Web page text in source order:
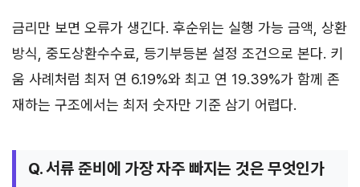
금리만 보면 오류가 생긴다. 후순위는 실행 가능 금액, 상환
방식, 중도상환수수료, 등기부등본 설정 조건으로 본다. 키
움 사례처럼 최저 연 6.19%와 최고 연 19.39%가 함께 존
재하는 구조에서는 최저 숫자만 기준 삼기 어렵다.
Q. 서류 준비에 가장 자주 빠지는 것은 무엇인가